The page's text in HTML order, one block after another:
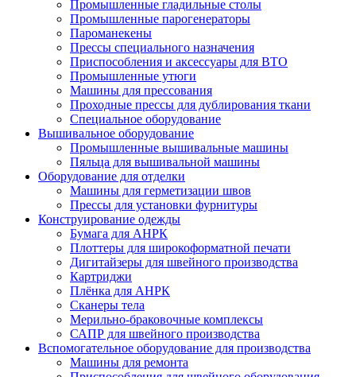
Промышленные гладильные столы
Промышленные парогенераторы
Пароманекены
Прессы специального назначения
Приспособления и аксессуары для ВТО
Промышленные утюги
Машины для прессования
Проходные прессы для дублирования ткани
Специальное оборудование
Вышивальное оборудование
Промышленные вышивальные машины
Пяльца для вышивальной машины
Оборудование для отделки
Машины для герметизации швов
Прессы для установки фурнитуры
Конструирование одежды
Бумага для АНРК
Плоттеры для широкоформатной печати
Дигитайзеры для швейного производства
Картриджи
Плёнка для АНРК
Сканеры тела
Мерильно-браковочные комплексы
САПР для швейного производства
Вспомогательное оборудование для производства
Машины для ремонта